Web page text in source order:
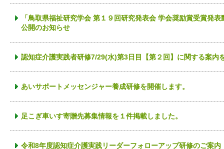
「鳥取県福祉研究学会 第１９回研究発表会 学会奨励賞受賞発
公開のお知らせ
認知症介護実践者研修7/29(水)第3日目【第２回】に関する案内
あいサポートメッセンジャー養成研修を開催します。
足こぎ車いす寄贈先募集情報を１件掲載しました。
令和8年度認知症介護実践リーダーフォローアップ研修のご案内